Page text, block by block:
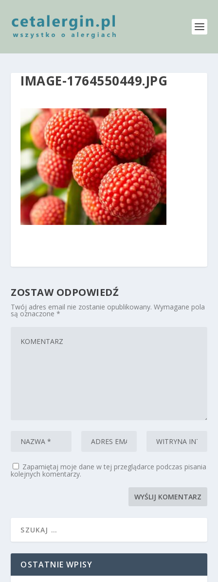
IMAGE-1764550449.JPG
ZOSTAW ODPOWIEDŹ
Twój adres email nie zostanie opublikowany. Wymagane pola
są oznaczone*
Zapamiętaj moje dane w tej przeglądarce podczas pisania
kolejnych komentarzy.
OSTATNIE WPISY